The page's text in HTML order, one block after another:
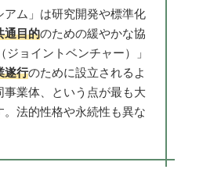
アム」は研究開発や標準化
通目的のための緩やかな協
ジョイントベンチャー）」
遂行のために設立されるよ
事業体、という点が最も大
。法的性格や永続性も異な